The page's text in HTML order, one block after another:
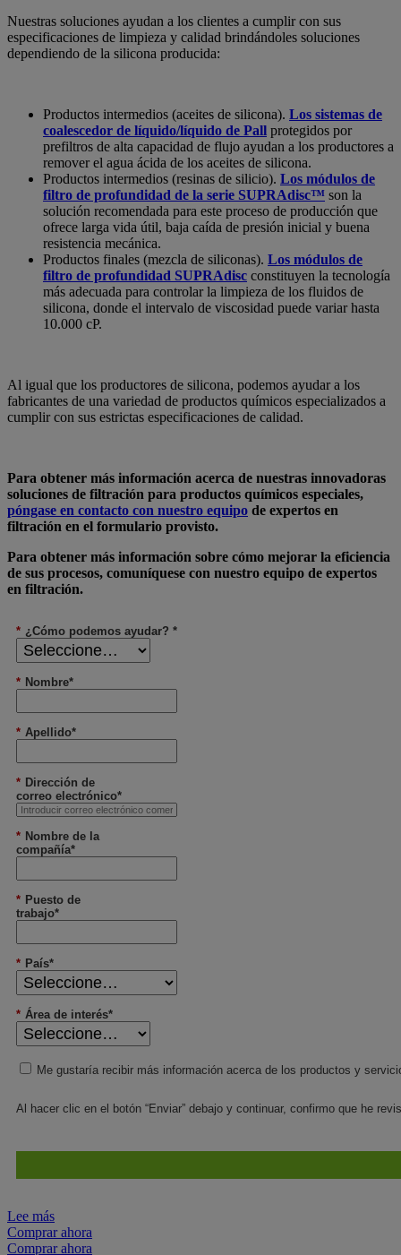
Nuestras soluciones ayudan a los clientes a cumplir con sus
especificaciones de limpieza y calidad brindándoles soluciones
dependiendo de la silicona producida:
Productos intermedios (aceites de silicona). Los sistemas de
coalescedor de líquido/líquido de Pall protegidos por
prefiltros de alta capacidad de flujo ayudan a los productores a
remover el agua ácida de los aceites de silicona.
Productos intermedios (resinas de silicio). Los módulos de
filtro de profundidad de la serie SUPRAdisc™ son la
solución recomendada para este proceso de producción que
ofrece larga vida útil, baja caída de presión inicial y buena
resistencia mecánica.
Productos finales (mezcla de siliconas). Los módulos de
filtro de profundidad SUPRAdisc constituyen la tecnología
más adecuada para controlar la limpieza de los fluidos de
silicona, donde el intervalo de viscosidad puede variar hasta
10.000 cP.
Al igual que los productores de silicona, podemos ayudar a los
fabricantes de una variedad de productos químicos especializados a
cumplir con sus estrictas especificaciones de calidad.
Para obtener más información acerca de nuestras innovadoras
soluciones de filtración para productos químicos especiales,
póngase en contacto con nuestro equipo de expertos en
filtración en el formulario provisto.
Para obtener más información sobre cómo mejorar la eficiencia
de sus procesos, comuníquese con nuestro equipo de expertos
en filtración.
* ¿Cómo podemos ayudar? *
* Nombre*
* Apellido*
* Dirección de
correo electrónico*
* Nombre de la
compañía*
* Puesto de
trabajo*
* País*
* Área de interés*
Me gustaría recibir más información acerca de los productos y
Al hacer clic en el botón “Enviar” debajo y continuar, confirmo que he
Lee más
Comprar ahora
Comprar ahora